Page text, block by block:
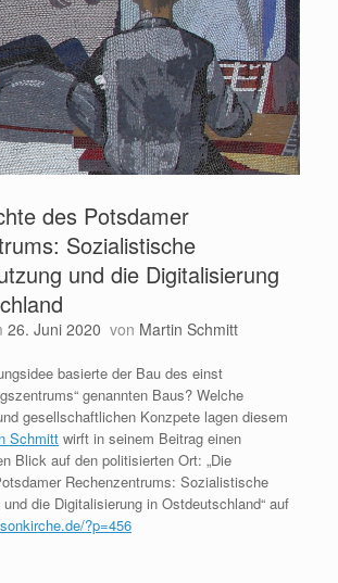
des Potsdamer
Sozialistische
und die Digitalisierung
26. Juni 2020 von Martin Schmitt
basierte der Bau des einst
genannten Baus? Welche
gesellschaftlichen Konzpete lagen diesem
Schmitt wirft in seinem Beitrag einen
Blick auf den politisierten Ort: „Die
Rechenzentrums: Sozialistische
die Digitalisierung in Ostdeutschland“ auf
?p=456